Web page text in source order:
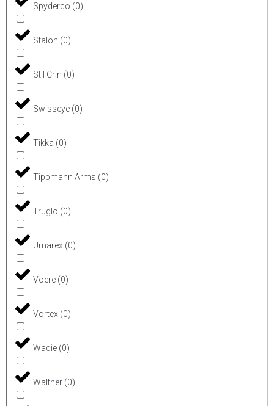
Spyderco (0)
Stalon (0)
Stil Crin (0)
Swisseye (0)
Tikka (0)
Tippmann Arms (0)
Truglo (0)
Umarex (0)
Voere (0)
Vortex (0)
Wadie (0)
Walther (0)